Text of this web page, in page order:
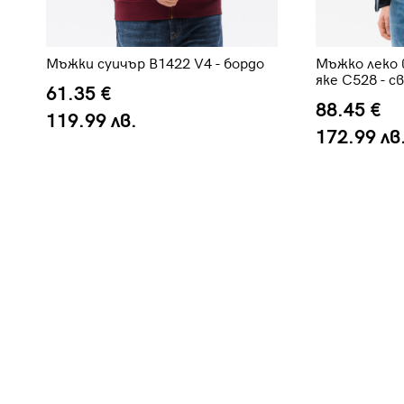
Мъжки суичър B1422 V4 - бордо
61.35 €
119.99 лв.
Мъжко леко
яке C528 -
88.45 €
172.99 лв.